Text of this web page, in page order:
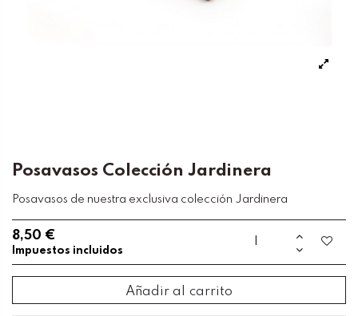
Posavasos Colección Jardinera
Posavasos de nuestra exclusiva colección Jardinera
8,50 €
Impuestos incluidos
Añadir al carrito